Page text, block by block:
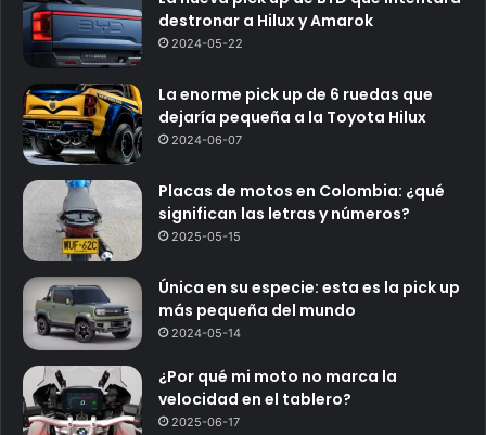
destronar a Hilux y Amarok
2024-05-22
La enorme pick up de 6 ruedas que
dejaría pequeña a la Toyota Hilux
2024-06-07
Placas de motos en Colombia: ¿qué
significan las letras y números?
2025-05-15
Única en su especie: esta es la pick up
más pequeña del mundo
2024-05-14
¿Por qué mi moto no marca la
velocidad en el tablero?
2025-06-17